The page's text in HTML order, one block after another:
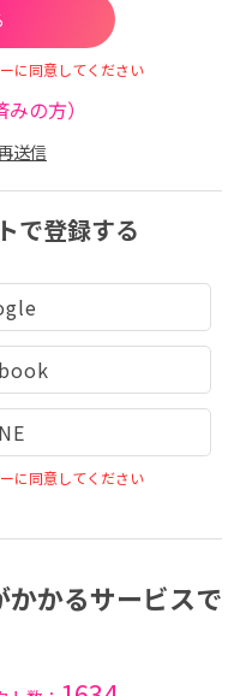
に同意してください
の方）
送信
で登録する
に同意してください
かるサービスで